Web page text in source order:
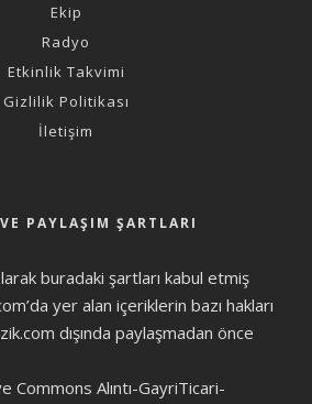
Ekip
Radyo
Etkinlik Takvimi
Gizlilik Politikası
İletişim
PAYLAŞIM ŞARTLARI
buradaki şartları kabul etmiş
yer alan içeriklerin bazı hakları
dışında paylaşmadan önce
Commons Alıntı-GayriTicari-